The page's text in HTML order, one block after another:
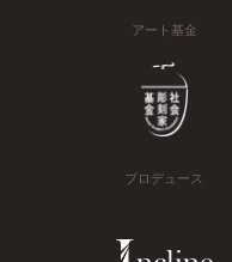
アート基金
プロデュース